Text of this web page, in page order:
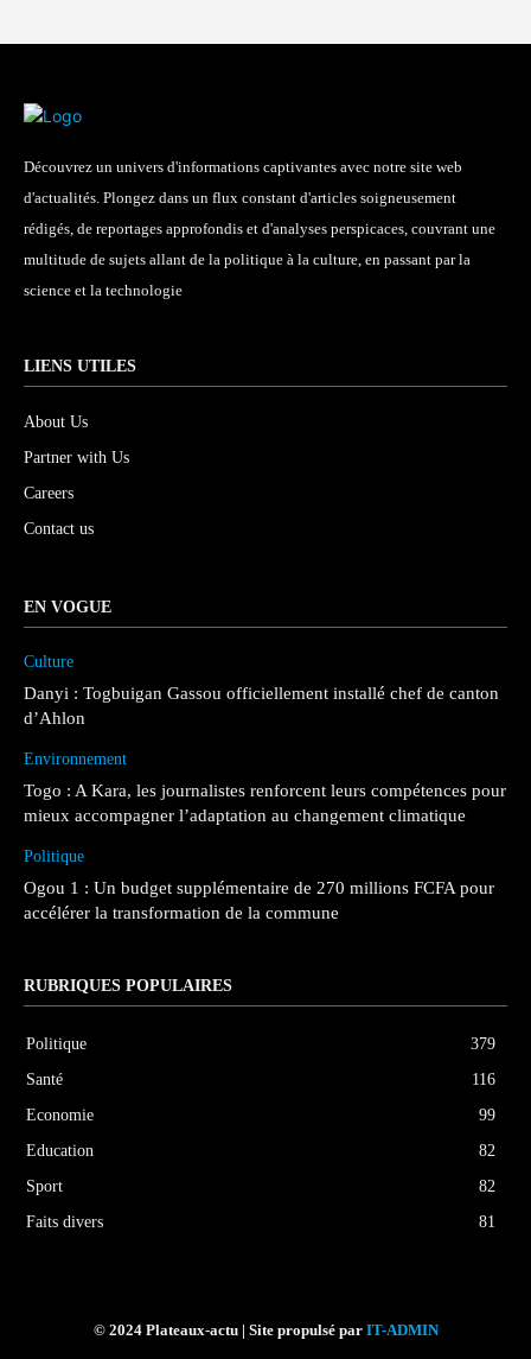
Découvrez un univers d'informations captivantes avec notre site web
d'actualités. Plongez dans un flux constant d'articles soigneusement
rédigés, de reportages approfondis et d'analyses perspicaces, couvrant une
multitude de sujets allant de la politique à la culture, en passant par la
science et la technologie
LIENS UTILES
About Us
Partner with Us
Careers
Contact us
EN VOGUE
Culture
Danyi : Togbuigan Gassou officiellement installé chef de canton
d’Ahlon
Environnement
Togo : A Kara, les journalistes renforcent leurs compétences pour
mieux accompagner l’adaptation au changement climatique
Politique
Ogou 1 : Un budget supplémentaire de 270 millions FCFA pour
accélérer la transformation de la commune
RUBRIQUES POPULAIRES
Politique
379
Santé
116
Economie
99
Education
82
Sport
82
Faits divers
81
© 2024 Plateaux-actu | Site propulsé par IT-ADMIN